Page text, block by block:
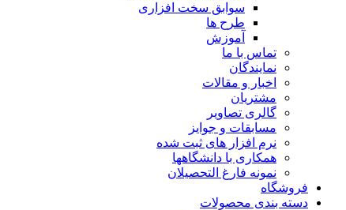
سوابق سخت افزاری
طرح ها
آموزش
تماس با ما
نمایندگان
اخبار و مقالات
مشتریان
گالری تصاویر
مسابقات و جوایز
نرم افزار های ثبت شده
همکاری با دانشگاهها
نمونه فارغ التحصیلان
فروشگاه
دسته بندی محصولات